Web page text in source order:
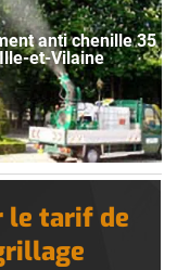
anti chenille 35
Ille-et-Vilaine
le tarif de